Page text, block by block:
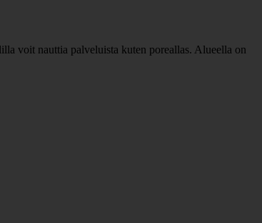
voit nauttia palveluista kuten poreallas. Alueella on